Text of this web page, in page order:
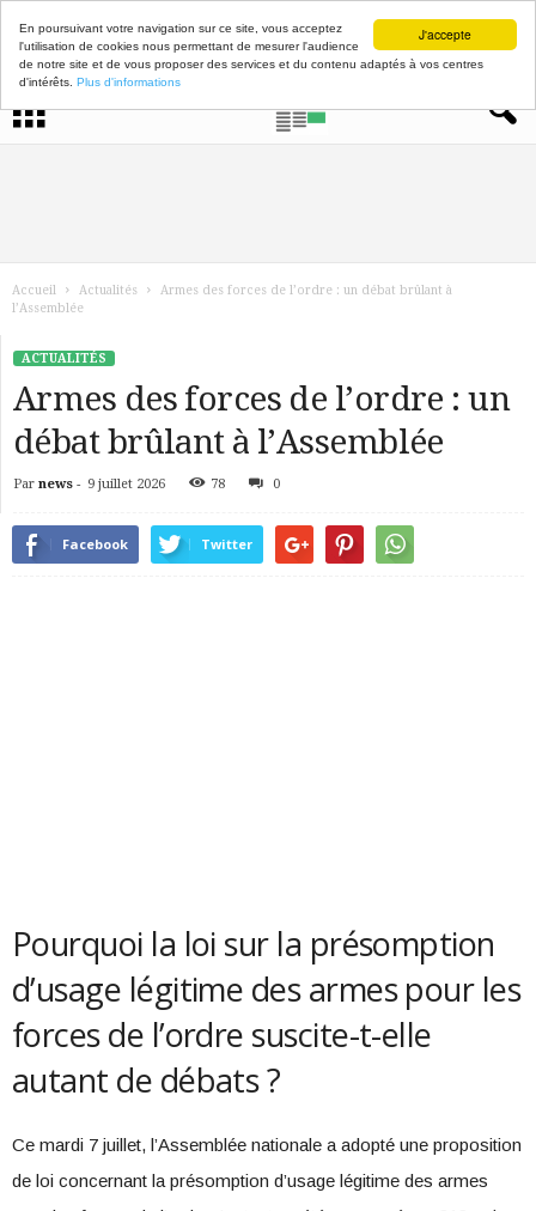
J'accepte
En poursuivant votre navigation sur ce site, vous acceptez
l'utilisation de cookies nous permettant de mesurer l'audience
de notre site et de vous proposer des services et du contenu adaptés à vos centres
d'intérêts. Plus d'informations
Accueil Actualités
Armes des forces de l’ordre : un débat brûlant à
l’Assemblée
ACTUALITÉS
Armes des forces de l’ordre : un
débat brûlant à l’Assemblée
Par news - 9 juillet 2026 78 0
Facebook Twitter
Pourquoi la loi sur la présomption
d’usage légitime des armes pour les
forces de l’ordre suscite-t-elle
autant de débats ?
Ce mardi 7 juillet, l’Assemblée nationale a adopté une proposition
de loi concernant la présomption d’usage légitime des armes